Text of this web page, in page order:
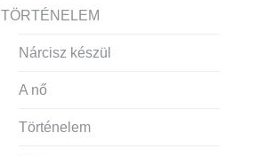
TÖRTÉNELEM
Nárcisz készül
A nő
Történelem